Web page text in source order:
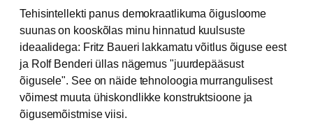
Tehisintellekti panus demokraatlikuma õigusloome
suunas on kooskõlas minu hinnatud kuulsuste
ideaalidega: Fritz Baueri lakkamatu võitlus õiguse eest
ja Rolf Benderi üllas nägemus "juurdepääsust
õigusele". See on näide tehnoloogia murrangulisest
võimest muuta ühiskondlikke konstruktsioone ja
õigusemõistmise viisi.